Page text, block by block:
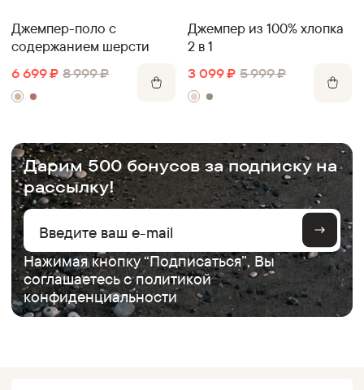
Джемпер-поло с
содержанием шерсти
6 699 ₽ 8 999 ₽
Джемпер из 100% хлопка
2 в 1
3 099 ₽ 5 999 ₽
Дарим 500 бонусов за подписку на
рассылку!
Нажимая кнопку “Подписаться”, Вы
соглашаетесь сполитикой
конфиденциальности